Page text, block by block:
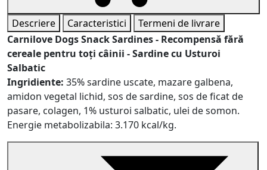
Descriere Caracteristici
Termeni de livrare
Carnilove Dogs Snack Sardines - Recompensă fără
cereale pentru toți câinii - Sardine cu Usturoi
Salbatic
Ingridiente: 35% sardine uscate, mazare galbena,
amidon vegetal lichid, sos de sardine, sos de ficat de
pasare, colagen, 1% usturoi salbatic, ulei de somon.
Energie metabolizabila: 3.170 kcal/kg.